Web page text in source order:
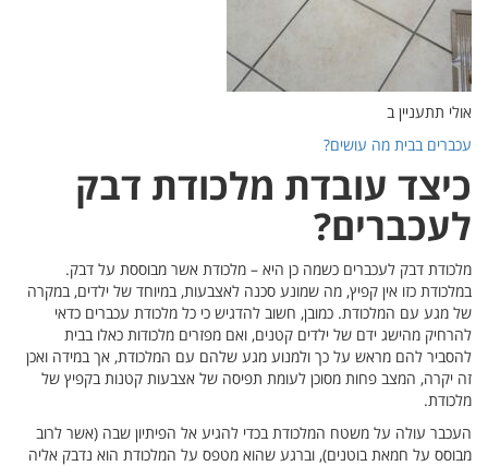
אולי תתעניין ב
עכברים בבית מה עושים?
כיצד עובדת מלכודת דבק
לעכברים?
מלכודת דבק לעכברים כשמה כן היא – מלכודת אשר מבוססת על דבק.
במלכודת כזו אין קפיץ, מה שמונע סכנה לאצבעות, במיוחד של ילדים, במקרה
של מגע עם המלכודת. כמובן, חשוב להדגיש כי כל מלכודת עכברים כדאי
להרחיק מהישג ידם של ילדים קטנים, ואם מפזרים מלכודות כאלו בבית
להסביר להם מראש על כך ולמנוע מגע שלהם עם המלכודת, אך במידה ואכן
זה יקרה, המצב פחות מסוכן לעומת תפיסה של אצבעות קטנות בקפיץ של
מלכודת.
העכבר עולה על משטח המלכודת בכדי להגיע אל הפיתיון שבה (אשר לרוב
מבוסס על חמאת בוטנים), וברגע שהוא מטפס על המלכודת הוא נדבק אליה